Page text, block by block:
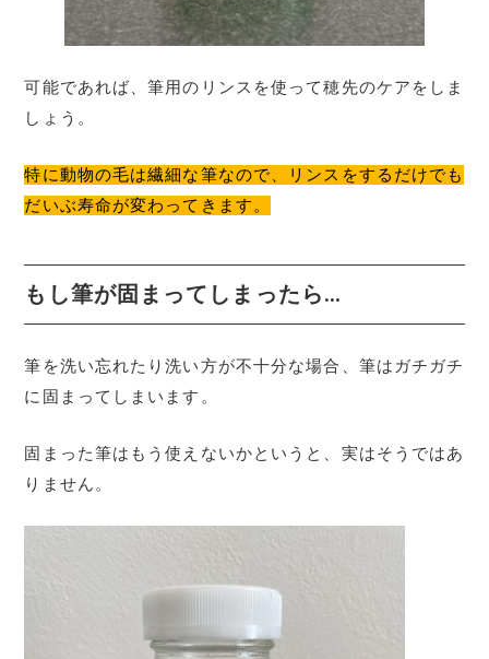
可能であれば、筆用のリンスを使って穂先のケアをしま
しょう。
特に動物の毛は繊細な筆なので、リンスをするだけでも
だいぶ寿命が変わってきます。
もし筆が固まってしまったら…
筆を洗い忘れたり洗い方が不十分な場合、筆はガチガチ
に固まってしまいます。
固まった筆はもう使えないかというと、実はそうではあ
りません。